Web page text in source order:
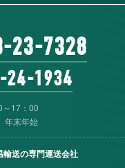
23-7328
24-1934
～17：00
年末年始
輸送の専門運送会社